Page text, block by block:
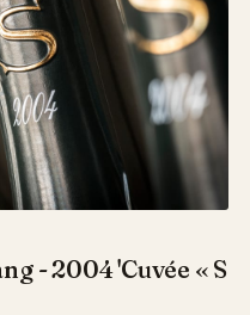
- 2004 'Cuvée « S